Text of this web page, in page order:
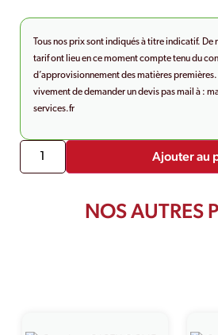
Tous nos prix sont indiqués à titre indicatif.
tarif ont lieu en ce moment compte tenu du
d’approvisionnement des matières
vivement de demander un devis pas mail à :
services.fr
Ajouter au
NOS AUTRES